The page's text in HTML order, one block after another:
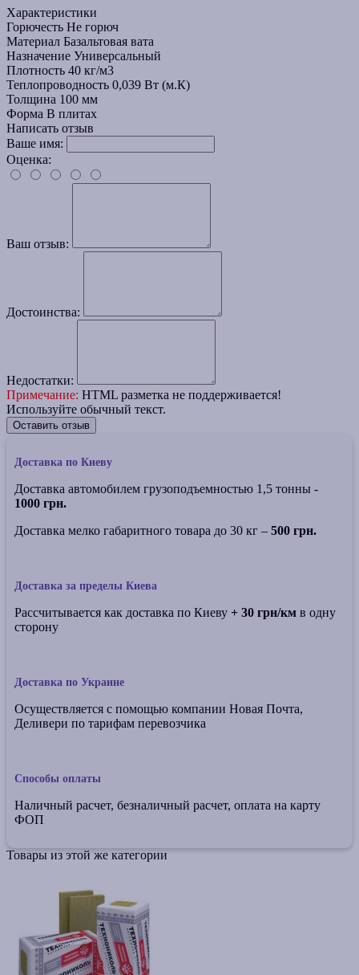
Характеристики
Горючесть Не горюч
Материал Базальтовая вата
Назначение Универсальный
Плотность 40 кг/м3
Теплопроводность 0,039 Вт (м.К)
Толщина 100 мм
Форма В плитах
Написать отзыв
Ваше имя:
Оценка:
Ваш отзыв:
Достоинства:
Недостатки:
Примечание: HTML разметка не поддерживается!
Используйте обычный текст.
Оставить отзыв
Доставка по Киеву
Доставка автомобилем грузоподъемностью 1,5 тонны -
1000 грн.
Доставка мелко габаритного товара до 30 кг – 500 грн.
Доставка за пределы Киева
Рассчитывается как доставка по Киеву + 30 грн/км в одну
сторону
Доставка по Украине
Осуществляется с помощью компании Новая Почта,
Деливери по тарифам перевозчика
Способы оплаты
Наличный расчет, безналичный расчет, оплата на карту
ФОП
Товары из этой же категории